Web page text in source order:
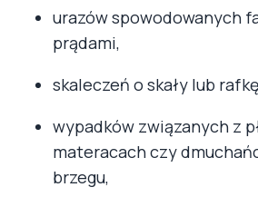
urazów spowodowanych
prądami,
skaleczeń o skały lub
wypadków związanych z
materacach czy
brzegu,